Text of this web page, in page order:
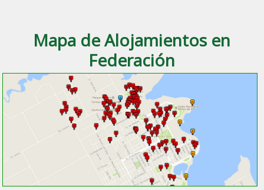
Mapa de Alojamientos en
Federación